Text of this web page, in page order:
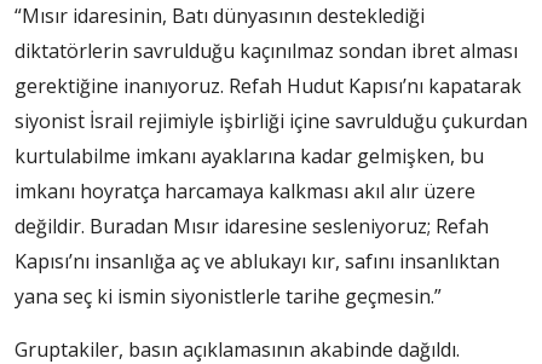
“Mısır idaresinin, Batı dünyasının desteklediği
diktatörlerin savrulduğu kaçınılmaz sondan ibret alması
gerektiğine inanıyoruz. Refah Hudut Kapısı’nı kapatarak
siyonist İsrail rejimiyle işbirliği içine savrulduğu çukurdan
kurtulabilme imkanı ayaklarına kadar gelmişken, bu
imkanı hoyratça harcamaya kalkması akıl alır üzere
değildir. Buradan Mısır idaresine sesleniyoruz; Refah
Kapısı’nı insanlığa aç ve ablukayı kır, safını insanlıktan
yana seç ki ismin siyonistlerle tarihe geçmesin.”
Gruptakiler, basın açıklamasının akabinde dağıldı.